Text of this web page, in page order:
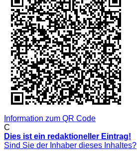
Information zum QR Code
C
Dies ist ein redaktioneller Eintrag!
Sind Sie der Inhaber dieses Inhaltes?